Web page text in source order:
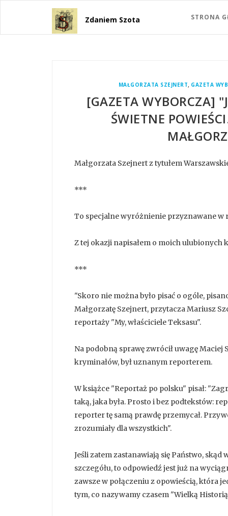
Zdaniem Szota STRONA
MAŁGORZATA SZEJNERT, GAZETA
[GAZETA WYBORCZA]
ŚWIETNE
Małgorzata Szejnert z tytułem
***
To specjalne wyróżnienie przyznawane w
Z tej okazji napisałem o moich ulubionych
***
"Skoro nie można było pisać o ogóle,
Małgorzatę Szejnert, przytacza Mariusz
reportaży "My, właściciele Teksasu".
Na podobną sprawę zwrócił uwagę Maciej
kryminałów, był uznanym reporterem.
W książce "Reportaż po polsku" pisał:
taką, jaka była. Prosto i bez podtekstów:
reporter tę samą prawdę przemycał.
zrozumiały dla wszystkich".
Jeśli zatem zastanawiają się Państwo,
szczegółu, to odpowiedź jest już na
zawsze w połączeniu z opowieścią, która
tym, co nazywamy czasem "Wielką